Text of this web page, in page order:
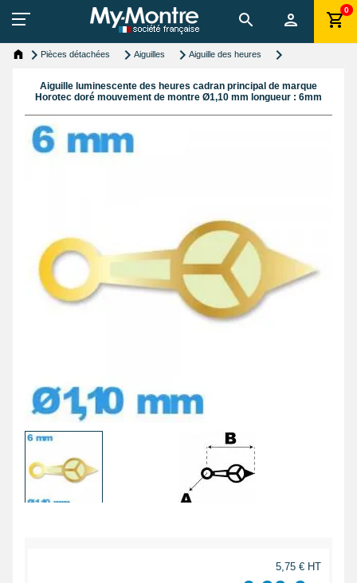
0
Pièces détachées Aiguilles Aiguille des heures
Aiguille luminescente des heures cadran principal de marque
Horotec doré mouvement de montre Ø1,10 mm longueur : 6mm
5,75 € HT